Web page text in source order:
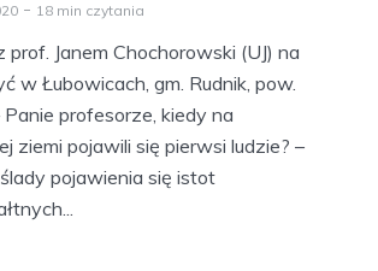
18 min czytania
prof. Janem Chochorowski (UJ) na
w Łubowicach, gm. Rudnik, pow.
Panie profesorze, kiedy na
ziemi pojawili się pierwsi ludzie? –
pojawienia się istot